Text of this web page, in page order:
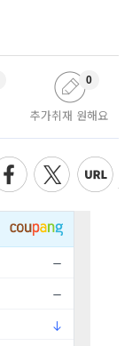
추가취재 원해요
0